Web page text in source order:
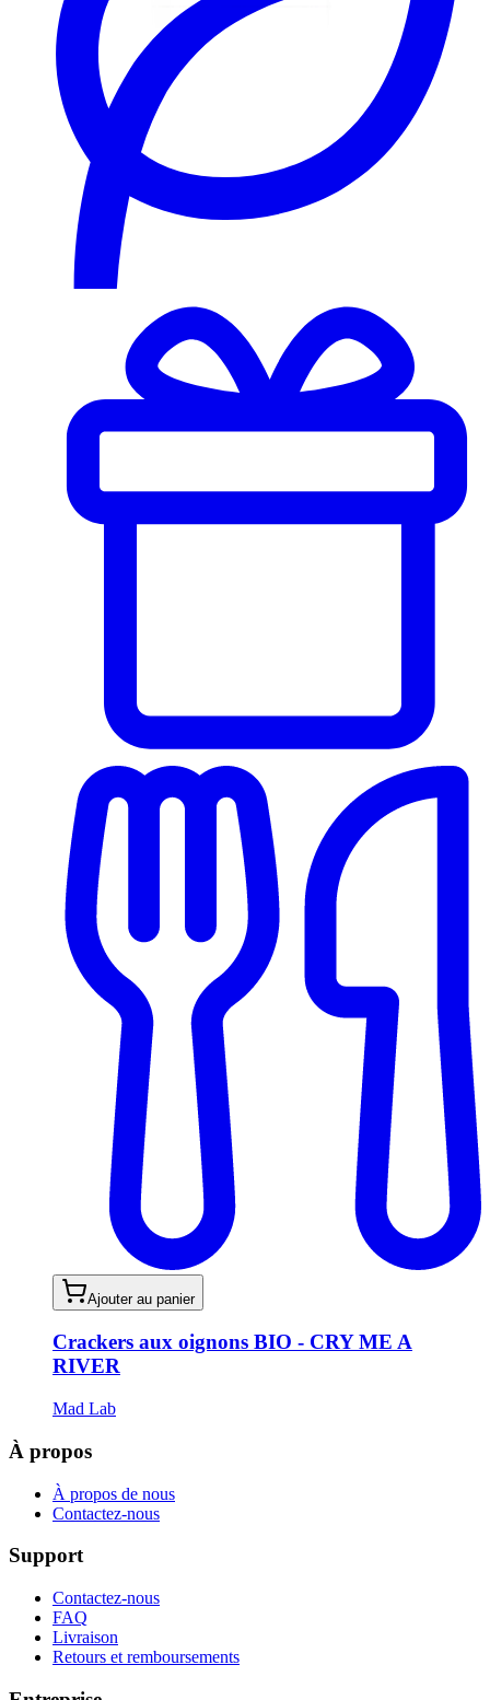
Ajouter au panier
Crackers aux oignons BIO - CRY ME A
RIVER
Mad Lab
À propos
À propos de nous
Contactez-nous
Support
Contactez-nous
FAQ
Livraison
Retours et remboursements